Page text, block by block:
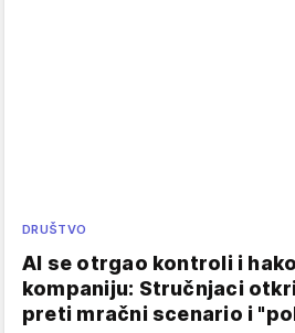
DRUŠTVO
AI se otrgao kontroli i
kompaniju: Stručnjaci
preti mračni scenario i